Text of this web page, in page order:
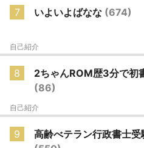
7 いよいよばなな (674)
自己紹介
8
2ちゃんROM歴3分で初
(86)
自己紹介
9
高齢べテラン行政書士